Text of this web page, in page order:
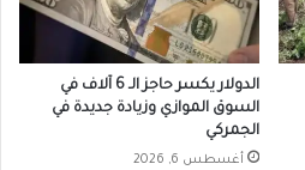
الدولار يكسر حاجز الـ 6 آلاف في
السوق الموازي وزيادة جديدة في
الجمركي
أغسطس 6, 2026